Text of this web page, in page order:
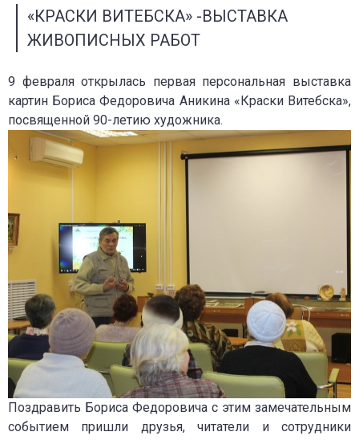
«КРАСКИ ВИТЕБСКА» -ВЫСТАВКА
ЖИВОПИСНЫХ РАБОТ
9 февраля открылась первая персональная выставка
картин Бориса Федоровича Аникина «Краски Витебска»,
посвященной 90-летию художника.
Поздравить Бориса Федоровича с этим замечательным
событием пришли друзья, читатели и сотрудники